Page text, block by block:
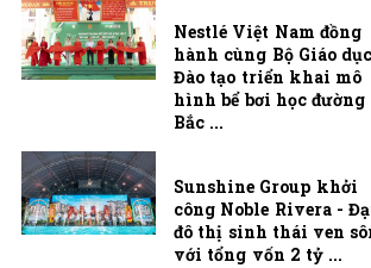
Nestlé Việt Nam đồng
hành cùng Bộ Giáo
Đào tạo triển khai mô
hình bể bơi học đường
Bắc ...
Sunshine Group khởi
công Noble Rivera -
đô thị sinh thái ven
với tổng vốn 2 tỷ ...